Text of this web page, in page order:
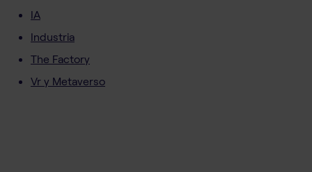
IA
Industria
The Factory
Vr y Metaverso